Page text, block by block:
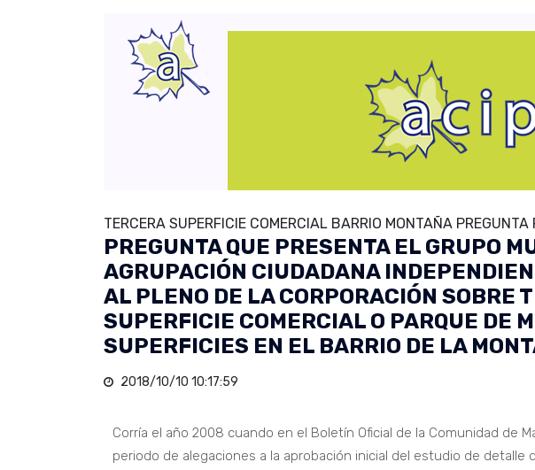
TERCERA SUPERFICIE COMERCIAL BARRIO MONTAÑA
PREGUNTA QUE PRESENTA EL GRUPO
AGRUPACIÓN CIUDADANA
AL PLENO DE LA CORPORACIÓN SOBRE
SUPERFICIE COMERCIAL O PARQUE DE
SUPERFICIES EN EL BARRIO DE LA
2018/10/10 10:17:59
Corría el año 2008 cuando en el Boletín Oficial de la Comunidad de
periodo de alegaciones a la aprobación inicial del estudio de detalle